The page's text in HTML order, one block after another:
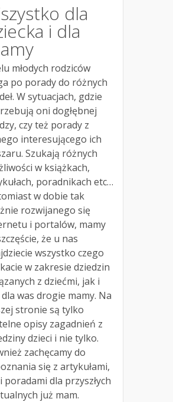
dla
i dla
młodych rodziców
po porady do różnych
W sytuacjach, gdzie
oni dogłębnej
czy też porady z
interesującego ich
Szukają różnych
w książkach,
poradnikach etc…
w dobie tak
rozwijanego się
i portalów, mamy
że u nas
wszystko czego
w zakresie dziedzin
z dziećmi, jak i
was drogie mamy. Na
stronie są tylko
opisy zagadnień z
dzieci i nie tylko.
zachęcamy do
się z artykułami,
poradami dla przyszłych
już mam.